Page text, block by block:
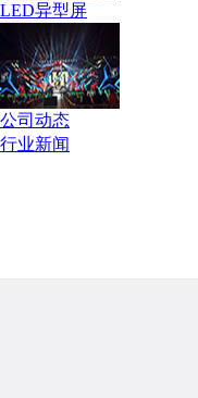
LED异型屏
公司动态
行业新闻